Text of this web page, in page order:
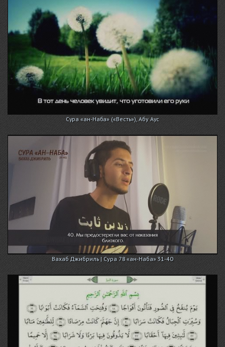
Сура «ан-Наба» («Весть»), Абу Аус
Вахаб Джибриль | Сура 78 «ан-Наба» 31-40